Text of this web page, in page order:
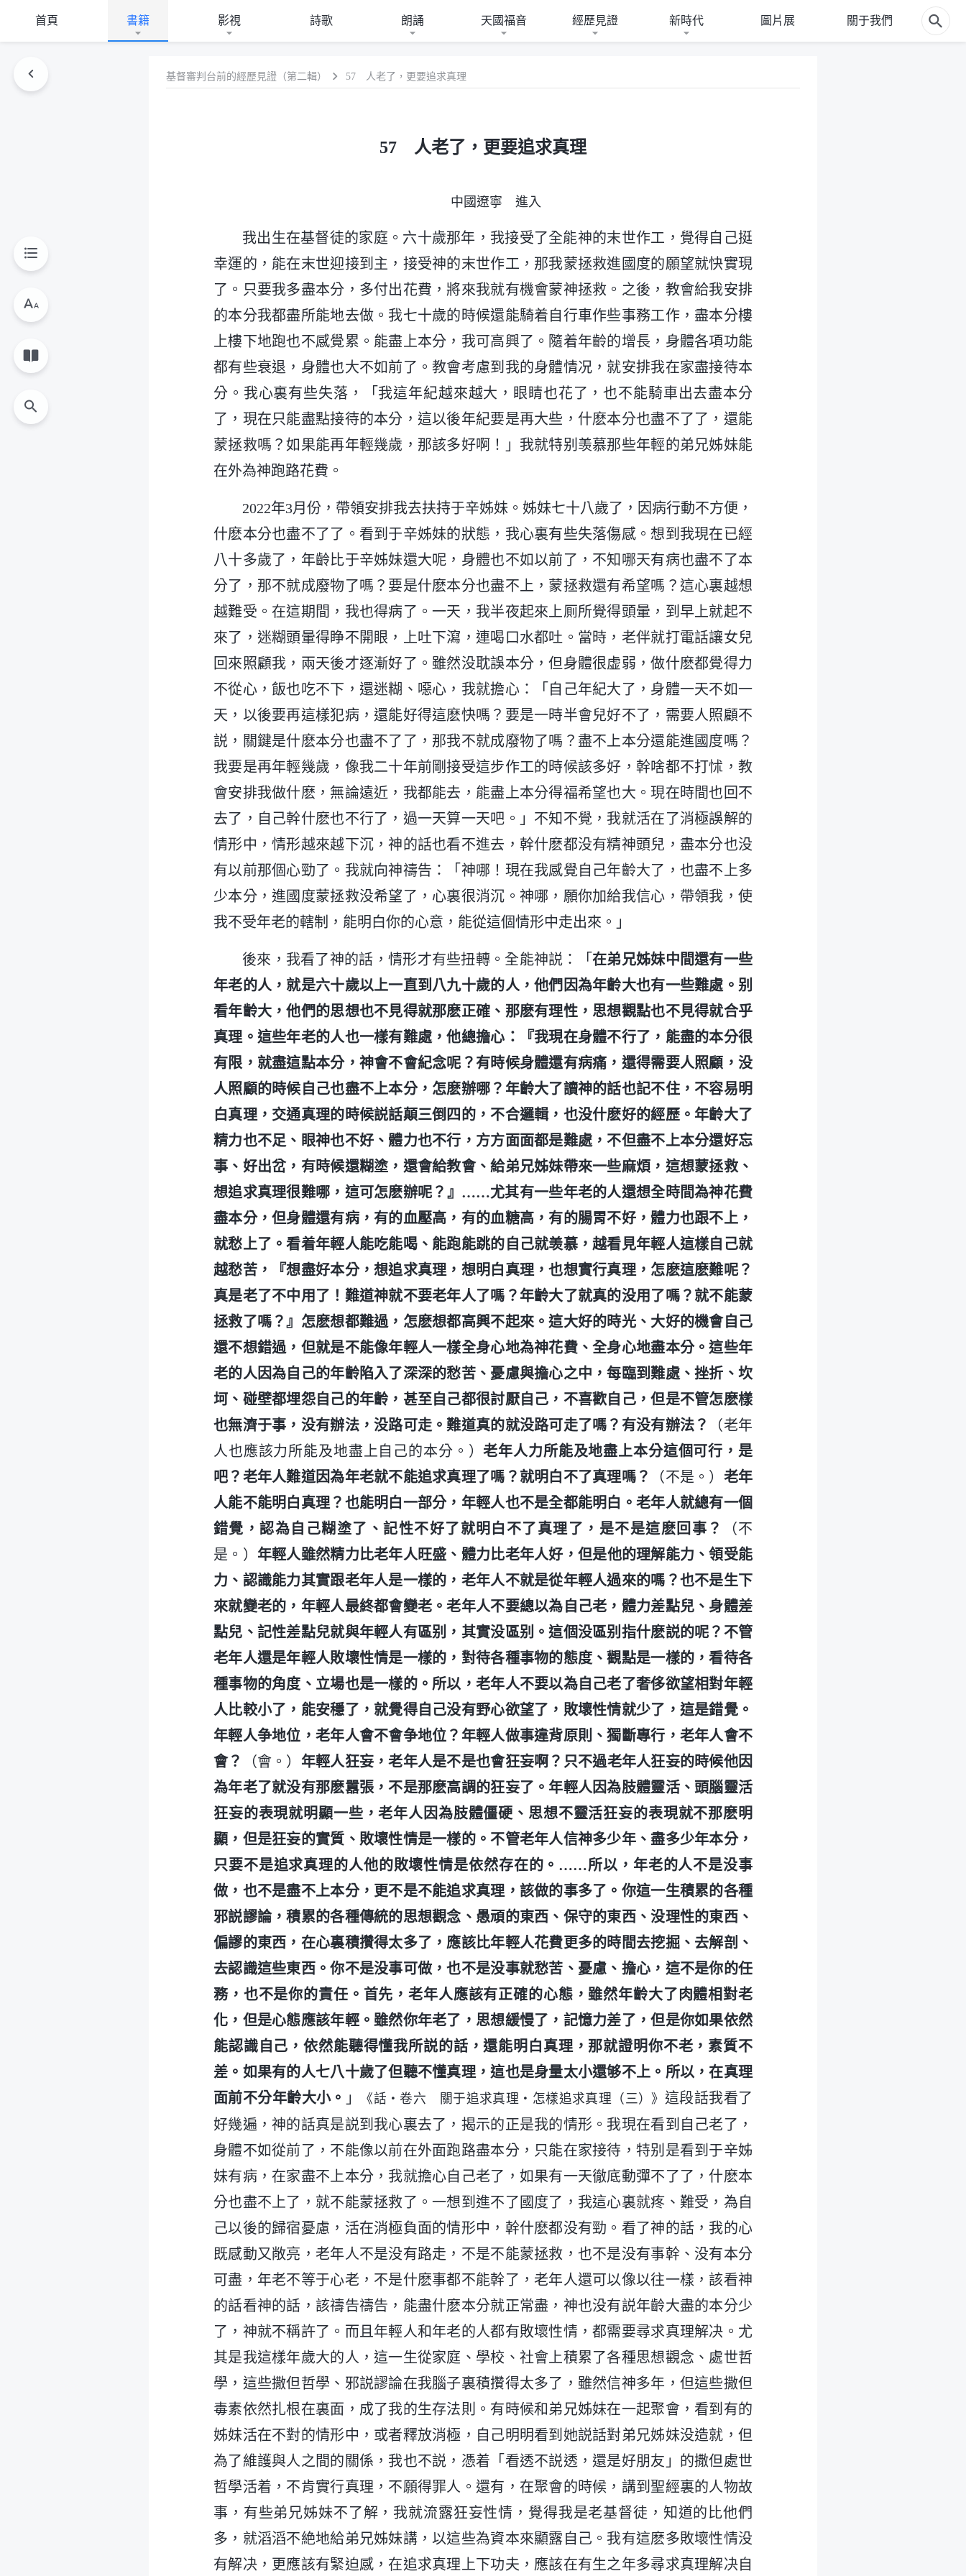
首頁 書籍 影視 詩歌 朗誦 天國福音 經歷見證 新時代 圖片展 關于我們
基督審判台前的經歷見證（第二輯） 57 人老了，更要追求真理
57 人老了，更要追求真理
中國遼寧 進入
我出生在基督徒的家庭。六十歲那年，我接受了全能神的末世作工，覺得自己挺
幸運的，能在末世迎接到主，接受神的末世作工，那我蒙拯救進國度的願望就快實現
了。只要我多盡本分，多付出花費，將來我就有機會蒙神拯救。之後，教會給我安排
的本分我都盡所能地去做。我七十歲的時候還能騎着自行車作些事務工作，盡本分樓
上樓下地跑也不感覺累。能盡上本分，我可高興了。隨着年齡的增長，身體各項功能
都有些衰退，身體也大不如前了。教會考慮到我的身體情况，就安排我在家盡接待本
分。我心裏有些失落，「我這年紀越來越大，眼睛也花了，也不能騎車出去盡本分
了，現在只能盡點接待的本分，這以後年紀要是再大些，什麽本分也盡不了了，還能
蒙拯救嗎？如果能再年輕幾歲，那該多好啊！」我就特别羡慕那些年輕的弟兄姊妹能
在外為神跑路花費。
2022年3月份，帶領安排我去扶持于辛姊妹。姊妹七十八歲了，因病行動不方便，
什麽本分也盡不了了。看到于辛姊妹的狀態，我心裏有些失落傷感。想到我現在已經
八十多歲了，年齡比于辛姊妹還大呢，身體也不如以前了，不知哪天有病也盡不了本
分了，那不就成廢物了嗎？要是什麽本分也盡不上，蒙拯救還有希望嗎？這心裏越想
越難受。在這期間，我也得病了。一天，我半夜起來上厠所覺得頭暈，到早上就起不
來了，迷糊頭暈得睁不開眼，上吐下瀉，連喝口水都吐。當時，老伴就打電話讓女兒
回來照顧我，兩天後才逐漸好了。雖然没耽誤本分，但身體很虚弱，做什麽都覺得力
不從心，飯也吃不下，還迷糊、噁心，我就擔心：「自己年紀大了，身體一天不如一
天，以後要再這樣犯病，還能好得這麽快嗎？要是一時半會兒好不了，需要人照顧不
説，關鍵是什麽本分也盡不了了，那我不就成廢物了嗎？盡不上本分還能進國度嗎？
我要是再年輕幾歲，像我二十年前剛接受這步作工的時候該多好，幹啥都不打怵，教
會安排我做什麽，無論遠近，我都能去，能盡上本分得福希望也大。現在時間也回不
去了，自己幹什麽也不行了，過一天算一天吧。」不知不覺，我就活在了消極誤解的
情形中，情形越來越下沉，神的話也看不進去，幹什麽都没有精神頭兒，盡本分也没
有以前那個心勁了。我就向神禱告：「神哪！現在我感覺自己年齡大了，也盡不上多
少本分，進國度蒙拯救没希望了，心裏很消沉。神哪，願你加給我信心，帶領我，使
我不受年老的轄制，能明白你的心意，能從這個情形中走出來。」
後來，我看了神的話，情形才有些扭轉。全能神説：「在弟兄姊妹中間還有一些
年老的人，就是六十歲以上一直到八九十歲的人，他們因為年齡大也有一些難處。别
看年齡大，他們的思想也不見得就那麽正確、那麽有理性，思想觀點也不見得就合乎
真理。這些年老的人也一樣有難處，他總擔心：『我現在身體不行了，能盡的本分很
有限，就盡這點本分，神會不會紀念呢？有時候身體還有病痛，還得需要人照顧，没
人照顧的時候自己也盡不上本分，怎麽辦哪？年齡大了讀神的話也記不住，不容易明
白真理，交通真理的時候説話顛三倒四的，不合邏輯，也没什麽好的經歷。年齡大了
精力也不足、眼神也不好、體力也不行，方方面面都是難處，不但盡不上本分還好忘
事、好出岔，有時候還糊塗，還會給教會、給弟兄姊妹帶來一些麻煩，這想蒙拯救、
想追求真理很難哪，這可怎麽辦呢？』……尤其有一些年老的人還想全時間為神花費
盡本分，但身體還有病，有的血壓高，有的血糖高，有的腸胃不好，體力也跟不上，
就愁上了。看着年輕人能吃能喝、能跑能跳的自己就羡慕，越看見年輕人這樣自己就
越愁苦，『想盡好本分，想追求真理，想明白真理，也想實行真理，怎麽這麽難呢？
真是老了不中用了！難道神就不要老年人了嗎？年齡大了就真的没用了嗎？就不能蒙
拯救了嗎？』怎麽想都難過，怎麽想都高興不起來。這大好的時光、大好的機會自己
還不想錯過，但就是不能像年輕人一樣全身心地為神花費、全身心地盡本分。這些年
老的人因為自己的年齡陷入了深深的愁苦、憂慮與擔心之中，每臨到難處、挫折、坎
坷、碰壁都埋怨自己的年齡，甚至自己都很討厭自己，不喜歡自己，但是不管怎麽樣
也無濟于事，没有辦法，没路可走。難道真的就没路可走了嗎？有没有辦法？
（老年
人也應該力所能及地盡上自己的本分。）老年人力所能及地盡上本分這個可行，是
吧？老年人難道因為年老就不能追求真理了嗎？就明白不了真理嗎？
（不是。） 老年
人能不能明白真理？也能明白一部分，年輕人也不是全都能明白。老年人就總有一個
錯覺，認為自己糊塗了、記性不好了就明白不了真理了，是不是這麽回事？
（不
是。） 年輕人雖然精力比老年人旺盛、體力比老年人好，但是他的理解能力、領受能
力、認識能力其實跟老年人是一樣的，老年人不就是從年輕人過來的嗎？也不是生下
來就變老的，年輕人最終都會變老。老年人不要總以為自己老，體力差點兒、身體差
點兒、記性差點兒就與年輕人有區别，其實没區别。這個没區别指什麽説的呢？不管
老年人還是年輕人敗壞性情是一樣的，對待各種事物的態度、觀點是一樣的，看待各
種事物的角度、立場也是一樣的。所以，老年人不要以為自己老了奢侈欲望相對年輕
人比較小了，能安穩了，就覺得自己没有野心欲望了，敗壞性情就少了，這是錯覺。
年輕人争地位，老年人會不會争地位？年輕人做事違背原則、獨斷專行，老年人會不
會？
（會。） 年輕人狂妄，老年人是不是也會狂妄啊？只不過老年人狂妄的時候他因
為年老了就没有那麽囂張，不是那麽高調的狂妄了。年輕人因為肢體靈活、頭腦靈活
狂妄的表現就明顯一些，老年人因為肢體僵硬、思想不靈活狂妄的表現就不那麽明
顯，但是狂妄的實質、敗壞性情是一樣的。不管老年人信神多少年、盡多少年本分，
只要不是追求真理的人他的敗壞性情是依然存在的。……所以，年老的人不是没事
做，也不是盡不上本分，更不是不能追求真理，該做的事多了。你這一生積累的各種
邪説謬論，積累的各種傳統的思想觀念、愚頑的東西、保守的東西、没理性的東西、
偏謬的東西，在心裏積攢得太多了，應該比年輕人花費更多的時間去挖掘、去解剖、
去認識這些東西。你不是没事可做，也不是没事就愁苦、憂慮、擔心，這不是你的任
務，也不是你的責任。首先，老年人應該有正確的心態，雖然年齡大了肉體相對老
化，但是心態應該年輕。雖然你年老了，思想緩慢了，記憶力差了，但是你如果依然
能認識自己，依然能聽得懂我所説的話，還能明白真理，那就證明你不老，素質不
差。如果有的人七八十歲了但聽不懂真理，這也是身量太小還够不上。所以，在真理
面前不分年齡大小。 」 《話・卷六 關于追求真理・怎樣追求真理（三）》 這段話我看了
好幾遍，神的話真是説到我心裏去了，揭示的正是我的情形。我現在看到自己老了，
身體不如從前了，不能像以前在外面跑路盡本分，只能在家接待，特别是看到于辛姊
妹有病，在家盡不上本分，我就擔心自己老了，如果有一天徹底動彈不了了，什麽本
分也盡不上了，就不能蒙拯救了。一想到進不了國度了，我這心裏就疼、難受，為自
己以後的歸宿憂慮，活在消極負面的情形中，幹什麽都没有勁。看了神的話，我的心
既感動又敞亮，老年人不是没有路走，不是不能蒙拯救，也不是没有事幹、没有本分
可盡，年老不等于心老，不是什麽事都不能幹了，老年人還可以像以往一樣，該看神
的話看神的話，該禱告禱告，能盡什麽本分就正常盡，神也没有説年齡大盡的本分少
了，神就不稱許了。而且年輕人和年老的人都有敗壞性情，都需要尋求真理解决。尤
其是我這樣年歲大的人，這一生從家庭、學校、社會上積累了各種思想觀念、處世哲
學，這些撒但哲學、邪説謬論在我腦子裏積攢得太多了，雖然信神多年，但這些撒但
毒素依然扎根在裏面，成了我的生存法則。有時候和弟兄姊妹在一起聚會，看到有的
姊妹活在不對的情形中，或者釋放消極，自己明明看到她説話對弟兄姊妹没造就，但
為了維護與人之間的關係，我也不説，憑着「看透不説透，還是好朋友」的撒但處世
哲學活着，不肯實行真理，不願得罪人。還有，在聚會的時候，講到聖經裏的人物故
事，有些弟兄姊妹不了解，我就流露狂妄性情，覺得我是老基督徒，知道的比他們
多，就滔滔不絶地給弟兄姊妹講，以這些為資本來顯露自己。我有這麽多敗壞性情没
有解决，更應該有緊迫感，在追求真理上下功夫，應該在有生之年多尋求真理解决自